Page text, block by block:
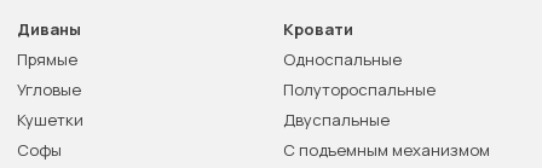
Диваны
Прямые
Угловые
Кушетки
Софы
Кровати
Односпальные
Полутороспальные
Двуспальные
С подъемным механизмом